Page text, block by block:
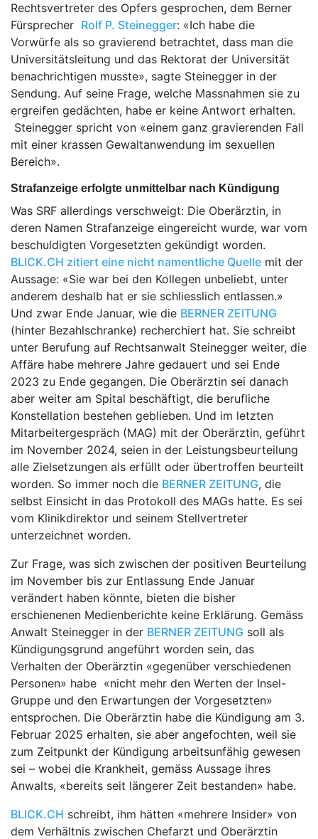
Rechtsvertreter des Opfers gesprochen, dem Berner
Fürsprecher Rolf P. Steinegger: «Ich habe die
Vorwürfe als so gravierend betrachtet, dass man die
Universitätsleitung und das Rektorat der Universität
benachrichtigen musste», sagte Steinegger in der
Sendung. Auf seine Frage, welche Massnahmen sie zu
ergreifen gedächten, habe er keine Antwort erhalten.
Steinegger spricht von «einem ganz gravierenden Fall
mit einer krassen Gewaltanwendung im sexuellen
Bereich».
Strafanzeige erfolgte unmittelbar nach Kündigung
Was SRF allerdings verschweigt: Die Oberärztin, in
deren Namen Strafanzeige eingereicht wurde, war vom
beschuldigten Vorgesetzten gekündigt worden.
BLICK.CH zitiert eine nicht namentliche Quelle mit der
Aussage: «Sie war bei den Kollegen unbeliebt, unter
anderem deshalb hat er sie schliesslich entlassen.»
Und zwar Ende Januar, wie die BERNER ZEITUNG
(hinter Bezahlschranke) recherchiert hat. Sie schreibt
unter Berufung auf Rechtsanwalt Steinegger weiter, die
Affäre habe mehrere Jahre gedauert und sei Ende
2023 zu Ende gegangen. Die Oberärztin sei danach
aber weiter am Spital beschäftigt, die berufliche
Konstellation bestehen geblieben. Und im letzten
Mitarbeitergespräch (MAG) mit der Oberärztin, geführt
im November 2024, seien in der Leistungsbeurteilung
alle Zielsetzungen als erfüllt oder übertroffen beurteilt
worden. So immer noch die BERNER ZEITUNG, die
selbst Einsicht in das Protokoll des MAGs hatte. Es sei
vom Klinikdirektor und seinem Stellvertreter
unterzeichnet worden.
Zur Frage, was sich zwischen der positiven Beurteilung
im November bis zur Entlassung Ende Januar
verändert haben könnte, bieten die bisher
erschienenen Medienberichte keine Erklärung. Gemäss
Anwalt Steinegger in der BERNER ZEITUNG soll als
Kündigungsgrund angeführt worden sein, das
Verhalten der Oberärztin «gegenüber verschiedenen
Personen» habe «nicht mehr den Werten der Insel-
Gruppe und den Erwartungen der Vorgesetzten»
entsprochen. Die Oberärztin habe die Kündigung am 3.
Februar 2025 erhalten, sie aber angefochten, weil sie
zum Zeitpunkt der Kündigung arbeitsunfähig gewesen
sei – wobei die Krankheit, gemäss Aussage ihres
Anwalts, «bereits seit längerer Zeit bestanden» habe.
BLICK.CH schreibt, ihm hätten «mehrere Insider» von
dem Verhältnis zwischen Chefarzt und Oberärztin